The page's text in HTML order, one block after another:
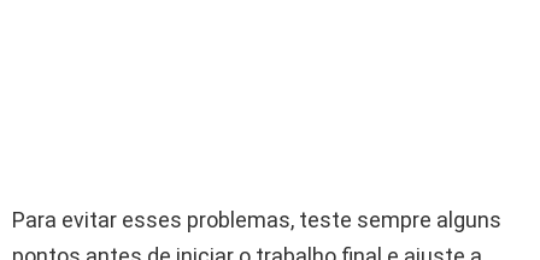
Para evitar esses problemas, teste sempre alguns